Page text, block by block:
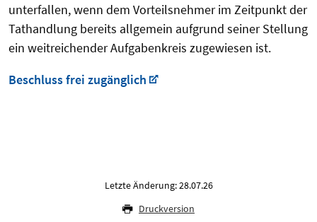
unterfallen, wenn dem Vorteilsnehmer im Zeitpunkt der
Tathandlung bereits allgemein aufgrund seiner Stellung
ein weitreichender Aufgabenkreis zugewiesen ist.
Beschluss frei zugänglich
Letzte Änderung: 28.07.26
Druckversion